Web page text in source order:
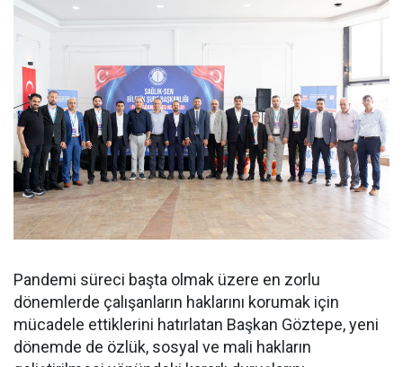
Pandemi süreci başta olmak üzere en zorlu
dönemlerde çalışanların haklarını korumak için
mücadele ettiklerini hatırlatan Başkan Göztepe, yeni
dönemde de özlük, sosyal ve mali hakların